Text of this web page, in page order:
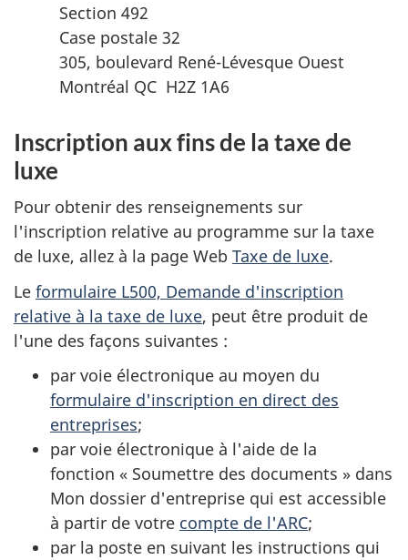
Section 492
Case postale 32
305, boulevard René-Lévesque Ouest
Montréal QC H2Z 1A6
Inscription aux fins de la taxe de
luxe
Pour obtenir des renseignements sur
l'inscription relative au programme sur la taxe
de luxe, allez à la page Web Taxe de luxe.
Le formulaire L500, Demande d'inscription
relative à la taxe de luxe, peut être produit de
l'une des façons suivantes :
par voie électronique au moyen du
formulaire d'inscription en direct des
entreprises;
par voie électronique à l'aide de la
fonction « Soumettre des documents » dans
Mon dossier d'entreprise qui est accessible
à partir de votre compte de l'ARC;
par la poste en suivant les instructions qui